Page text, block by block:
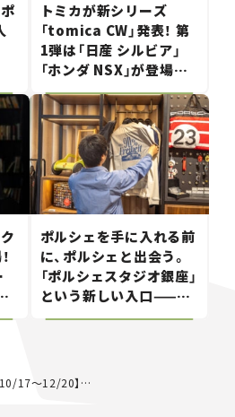
トミカが新シリーズ
「tomica CW」発表！ 第
1弾は「日産 シルビア」
「ホンダ NSX」が登場。
世界が注目す
る“JDM"に焦点【クルマ
とホビー】
ポルシェを手に入れる前
に、ポルシェと出会う。
「ポルシェスタジオ銀座」
という新しい入口——連
載｜CCGとクルマでどう
への情熱 カンディンスキー、 ルオーと色の冒険者たち」に注目